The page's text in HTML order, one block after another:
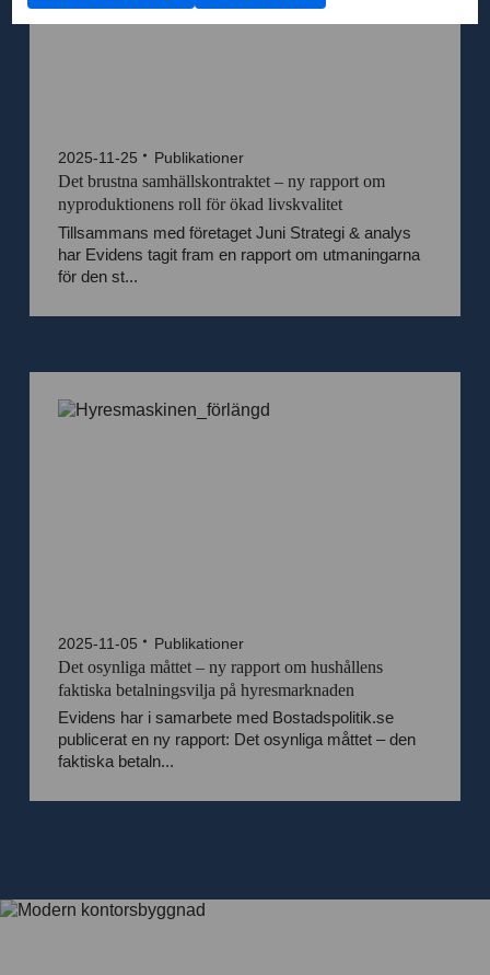
2025-11-25 Publikationer
Det brustna samhällskontraktet – ny rapport om
nyproduktionens roll för ökad livskvalitet
Tillsammans med företaget Juni Strategi & analys
har Evidens tagit fram en rapport om utmaningarna
för den st...
2025-11-05 Publikationer
Det osynliga måttet – ny rapport om hushållens
faktiska betalningsvilja på hyresmarknaden
Evidens har i samarbete med Bostadspolitik.se
publicerat en ny rapport: Det osynliga måttet – den
faktiska betaln...